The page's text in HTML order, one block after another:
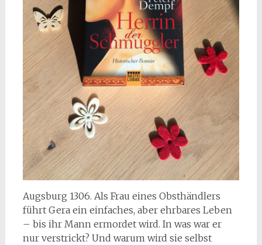
Augsburg 1306. Als Frau eines Obsthändlers
führt Gera ein einfaches, aber ehrbares Leben
– bis ihr Mann ermordet wird. In was war er
nur verstrickt? Und warum wird sie selbst